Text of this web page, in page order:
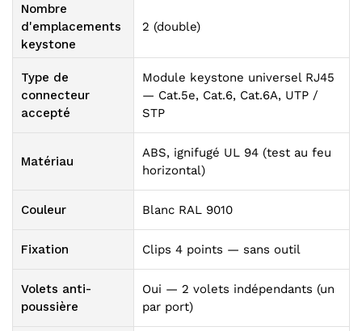
Nombre
d'emplacements
keystone
2 (double)
Type de
connecteur
accepté
Module keystone universel RJ45
— Cat.5e, Cat.6, Cat.6A, UTP /
STP
Matériau
ABS, ignifugé UL 94 (test au feu
horizontal)
Couleur Blanc RAL 9010
Fixation Clips 4 points — sans outil
Volets anti-
poussière
Oui — 2 volets indépendants (un
par port)